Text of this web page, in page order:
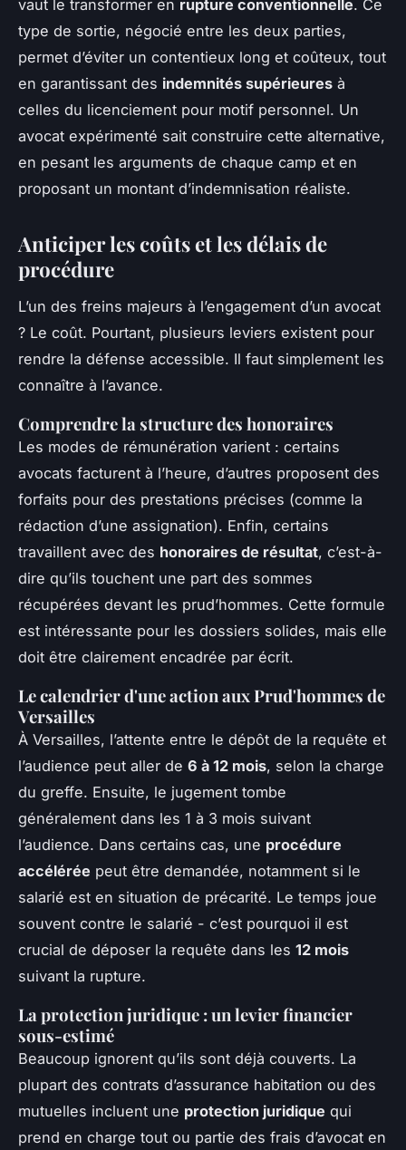
vaut le transformer en rupture conventionnelle. Ce
type de sortie, négocié entre les deux parties,
permet d’éviter un contentieux long et coûteux, tout
en garantissant des indemnités supérieures à
celles du licenciement pour motif personnel. Un
avocat expérimenté sait construire cette alternative,
en pesant les arguments de chaque camp et en
proposant un montant d’indemnisation réaliste.
Anticiper les coûts et les délais de
procédure
L’un des freins majeurs à l’engagement d’un avocat
? Le coût. Pourtant, plusieurs leviers existent pour
rendre la défense accessible. Il faut simplement les
connaître à l’avance.
Comprendre la structure des honoraires
Les modes de rémunération varient : certains
avocats facturent à l’heure, d’autres proposent des
forfaits pour des prestations précises (comme la
rédaction d’une assignation). Enfin, certains
travaillent avec des honoraires de résultat, c’est-à-
dire qu’ils touchent une part des sommes
récupérées devant les prud’hommes. Cette formule
est intéressante pour les dossiers solides, mais elle
doit être clairement encadrée par écrit.
Le calendrier d'une action aux Prud'hommes de
Versailles
À Versailles, l’attente entre le dépôt de la requête et
l’audience peut aller de 6 à 12 mois, selon la charge
du greffe. Ensuite, le jugement tombe
généralement dans les 1 à 3 mois suivant
l’audience. Dans certains cas, une procédure
accélérée peut être demandée, notamment si le
salarié est en situation de précarité. Le temps joue
souvent contre le salarié - c’est pourquoi il est
crucial de déposer la requête dans les 12 mois
suivant la rupture.
La protection juridique : un levier financier
sous-estimé
Beaucoup ignorent qu’ils sont déjà couverts. La
plupart des contrats d’assurance habitation ou des
mutuelles incluent une protection juridique qui
prend en charge tout ou partie des frais d’avocat en